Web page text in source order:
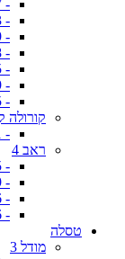
- 2002-2007
- 2007-2013
- 2013-2019
- 2018+ (הצ'בק)
- 2019-2025
- 2019+ (סטיישן)
- 2025+
קורולה
- 2021+
ראב 4
- 2013-2015
- 2015-2019
- 2019-2026
- 2026+
טסלה
מודל 3